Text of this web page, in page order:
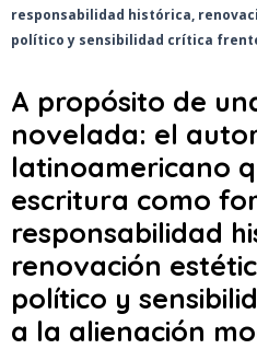
responsabilidad histórica,
político y sensibilidad crítica
A propósito de
novelada: el
latinoamericano
escritura como
responsabilidad
renovación
político y
a la alienación